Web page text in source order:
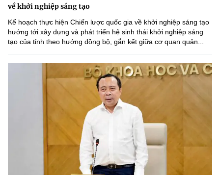
về khởi nghiệp sáng tạo
Kế hoạch thực hiện Chiến lược quốc gia về khởi nghiệp sáng tạo
hướng tới xây dựng và phát triển hệ sinh thái khởi nghiệp sáng
tạo của tỉnh theo hướng đồng bộ, gắn kết giữa cơ quan quản...